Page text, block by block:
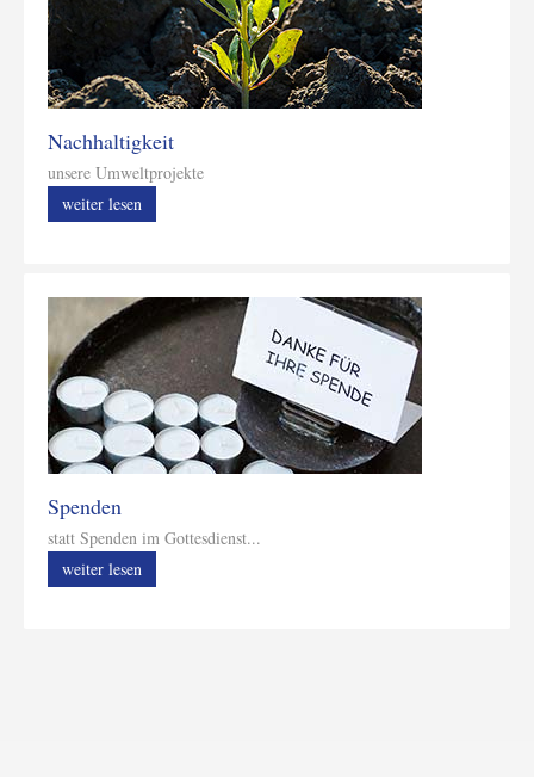
Nachhaltigkeit
unsere Umweltprojekte
weiter lesen
Spenden
statt Spenden im Gottesdienst...
weiter lesen